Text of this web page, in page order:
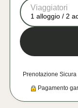
Viaggiatori
1 alloggio / 2
Prenotazione
Pagamento